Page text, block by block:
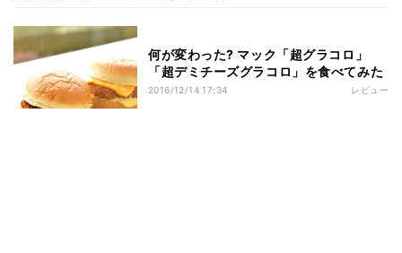
何が変わった? マック「超グラコロ」
「超デミチーズグラコロ」を食べてみた
2016/12/14 17:34 レビュー